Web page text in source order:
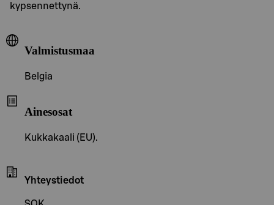
kypsennettynä.
Valmistusmaa
Belgia
Ainesosat
Kukkakaali (EU).
Yhteystiedot